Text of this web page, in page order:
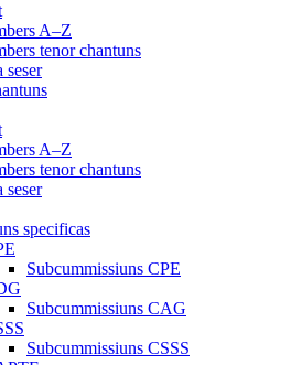
A–Z
tenor chantuns
seser
A–Z
tenor chantuns
seser
specificas
Subcummissiuns CPE
Subcummissiuns CAG
Subcummissiuns CSSS